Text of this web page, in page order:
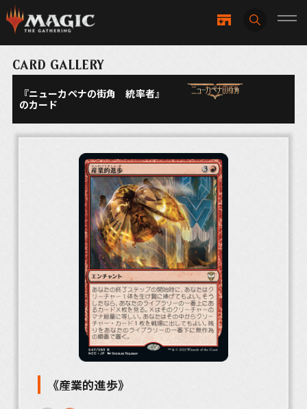
CARD GALLERY
『ニューカペナの街角 統率者』
のカード
《産業的進歩》